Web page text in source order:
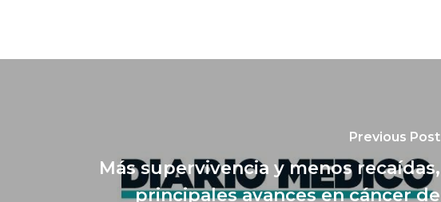
Previous Post
Más supervivencia y menos recaídas,
principales avances en cáncer de